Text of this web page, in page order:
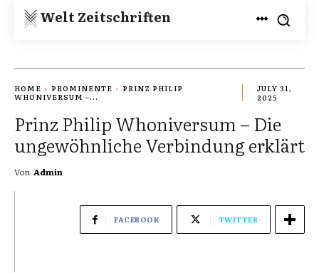
Welt Zeitschriften
HOME PROMINENTE
PRINZ PHILIP
WHONIVERSUM –...
JULY 31,
2025
Prinz Philip Whoniversum – Die
ungewöhnliche Verbindung erklärt
Von Admin
FACEBOOK TWITTER